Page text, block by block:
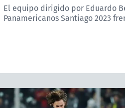
El equipo dirigido por Eduardo
Panamericanos Santiago 2023